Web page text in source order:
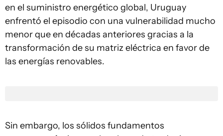
en el suministro energético global, Uruguay
enfrentó el episodio con una vulnerabilidad mucho
menor que en décadas anteriores gracias a la
transformación de su matriz eléctrica en favor de
las energías renovables.
Sin embargo, los sólidos fundamentos